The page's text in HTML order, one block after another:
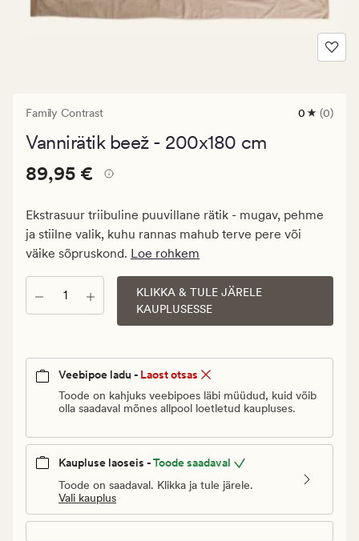
Family Contrast
0
0 (0)
Vannirätik beež - 200x180 cm
Pris_ee
89,95
Vanlig
pris_ee
€
Pris_ee 89,95 €
89,95 €
Ekstrasuur triibuline puuvillane rätik - mugav, pehme
ja stiilne valik, kuhu rannas mahub terve pere või
väike sõpruskond. Loe rohkem
Kogus
KLIKKA & TULE JÄRELE
KAUPLUSESSE
Veebipoe ladu - Laost otsas
Toode on kahjuks veebipoes läbi müüdud, kuid võib
olla saadaval mõnes allpool loetletud kaupluses.
Kaupluse laoseis -Toode saadaval
Toode on saadaval. Klikka ja tule järele.
Vali kauplus